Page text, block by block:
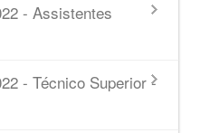
- Assistentes
- Técnico Superior -